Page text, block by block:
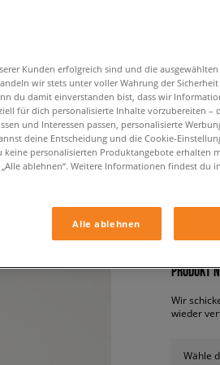
ADIDAS
herren,
PRODUKT
Wir
wieder
Wähle
Kunden erfolgreich sind und die
wir stets unter voller Wahrung der
du damit einverstanden bist, dass wir
für dich personalisierte Inhalte vorzubereiten –
und Interessen passen, personalisierte
deine Entscheidung und die Cookie-
keine personalisierten Produktangebote erhalten
ablehnen“. Weitere Informationen findest du
Alle ablehnen